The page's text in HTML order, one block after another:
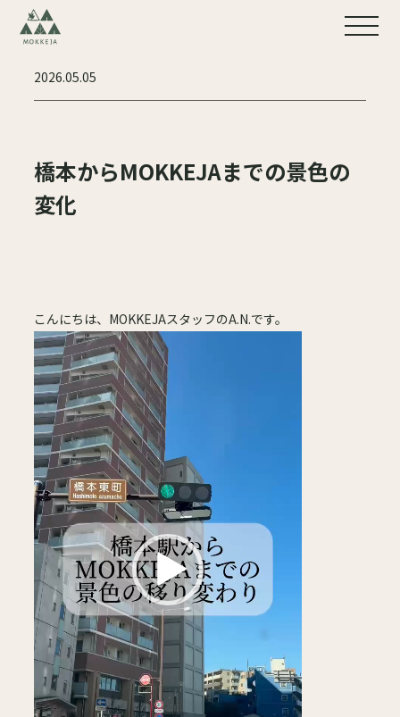
2026.05.05
橋本からMOKKEJAまでの景色の
変化
こんにちは、MOKKEJAスタッフのA.N.です。
動
画
プ
レ
ー
ヤ
ー